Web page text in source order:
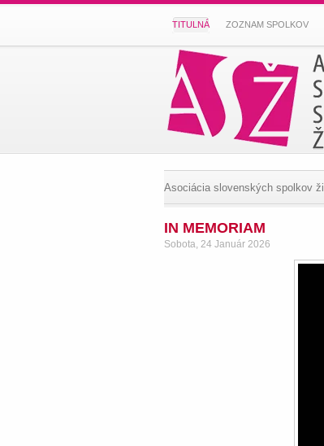
TITULNÁ ZOZNAM SPOLKOV
Asociácia slovenských spolkov
IN MEMORIAM
Sobota, 24 Január 2026